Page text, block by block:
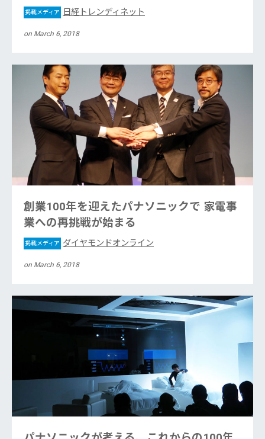
掲載メディア 日経トレンディネット
on March 6, 2018
創業100年を迎えたパナソニックで 家電事
業への再挑戦が始まる
掲載メディア ダイヤモンドオンライン
on March 6, 2018